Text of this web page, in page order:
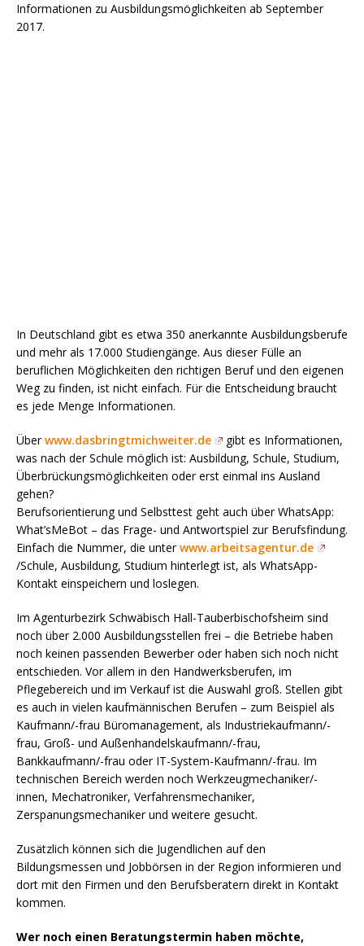
Informationen zu Ausbildungsmöglichkeiten ab September
2017.
In Deutschland gibt es etwa 350 anerkannte Ausbildungsberufe
und mehr als 17.000 Studiengänge. Aus dieser Fülle an
beruflichen Möglichkeiten den richtigen Beruf und den eigenen
Weg zu finden, ist nicht einfach. Für die Entscheidung braucht
es jede Menge Informationen.
Überwww.dasbringtmichweiter.de
gibt es Informationen,
was nach der Schule möglich ist: Ausbildung, Schule, Studium,
Überbrückungsmöglichkeiten oder erst einmal ins Ausland
gehen?
Berufsorientierung und Selbsttest geht auch über WhatsApp:
What’sMeBot – das Frage- und Antwortspiel zur Berufsfindung.
Einfach die Nummer, die unterwww.arbeitsagentur.de
/Schule, Ausbildung, Studium hinterlegt ist, als WhatsApp-
Kontakt einspeichern und loslegen.
Im Agenturbezirk Schwäbisch Hall-Tauberbischofsheim sind
noch über 2.000 Ausbildungsstellen frei – die Betriebe haben
noch keinen passenden Bewerber oder haben sich noch nicht
entschieden. Vor allem in den Handwerksberufen, im
Pflegebereich und im Verkauf ist die Auswahl groß. Stellen gibt
es auch in vielen kaufmännischen Berufen – zum Beispiel als
Kaufmann/-frau Büromanagement, als Industriekaufmann/-
frau, Groß- und Außenhandelskaufmann/-frau,
Bankkaufmann/-frau oder IT-System-Kaufmann/-frau. Im
technischen Bereich werden noch Werkzeugmechaniker/-
innen, Mechatroniker, Verfahrensmechaniker,
Zerspanungsmechaniker und weitere gesucht.
Zusätzlich können sich die Jugendlichen auf den
Bildungsmessen und Jobbörsen in der Region informieren und
dort mit den Firmen und den Berufsberatern direkt in Kontakt
kommen.
Wer noch einen Beratungstermin haben möchte,